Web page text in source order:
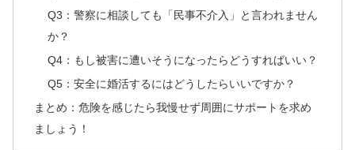
Q3：警察に相談しても「民事不介入」と言われません
か？
Q4：もし被害に遭いそうになったらどうすればいい？
Q5：安全に婚活するにはどうしたらいいですか？
まとめ：危険を感じたら我慢せず周囲にサポートを求め
ましょう！